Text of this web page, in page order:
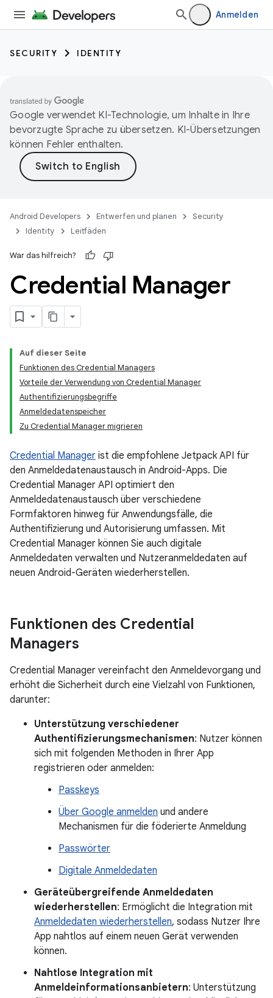
Anmelden
SECURITY IDENTITY
Google verwendet KI-Technologie, um Inhalte in Ihre
bevorzugte Sprache zu übersetzen. KI-Übersetzungen
können Fehler enthalten.
Android Developers Entwerfen und planen
Security
Identity
Leitfäden
War das hilfreich?
Credential Manager
Auf dieser Seite
Funktionen des Credential Managers
Vorteile der Verwendung von Credential Manager
Authentifizierungsbegriffe
Anmeldedatenspeicher
Zu Credential Manager migrieren
Credential Manager ist die empfohlene Jetpack API für
den Anmeldedatenaustausch in Android-Apps. Die
Credential Manager API optimiert den
Anmeldedatenaustausch über verschiedene
Formfaktoren hinweg für Anwendungsfälle, die
Authentifizierung und Autorisierung umfassen. Mit
Credential Manager können Sie auch digitale
Anmeldedaten verwalten und Nutzeranmeldedaten auf
neuen Android-Geräten wiederherstellen.
Funktionen des Credential
Managers
Credential Manager vereinfacht den Anmeldevorgang und
erhöht die Sicherheit durch eine Vielzahl von Funktionen,
darunter:
Unterstützung verschiedener
Authentifizierungsmechanismen: Nutzer können
sich mit folgenden Methoden in Ihrer App
registrieren oder anmelden:
Passkeys
Über Google anmelden und andere
Mechanismen für die föderierte Anmeldung
Passwörter
Digitale Anmeldedaten
Geräteübergreifende Anmeldedaten
wiederherstellen: Ermöglicht die Integration mit
Anmeldedaten wiederherstellen, sodass Nutzer Ihre
App nahtlos auf einem neuen Gerät verwenden
können.
Nahtlose Integration mit
Anmeldeinformationsanbietern: Unterstützung